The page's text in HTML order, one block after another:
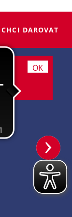
CHCI DAROVAT
OK